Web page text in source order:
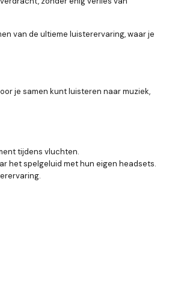
van de ultieme luisterervaring, waar je
je samen kunt luisteren naar muziek,
tijdens vluchten.
het spelgeluid met hun eigen headsets.